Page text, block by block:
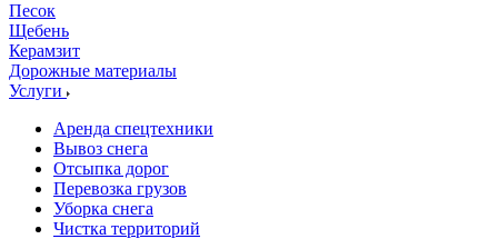
Песок
Щебень
Керамзит
Дорожные материалы
Услуги
Аренда спецтехники
Вывоз снега
Отсыпка дорог
Перевозка грузов
Уборка снега
Чистка территорий